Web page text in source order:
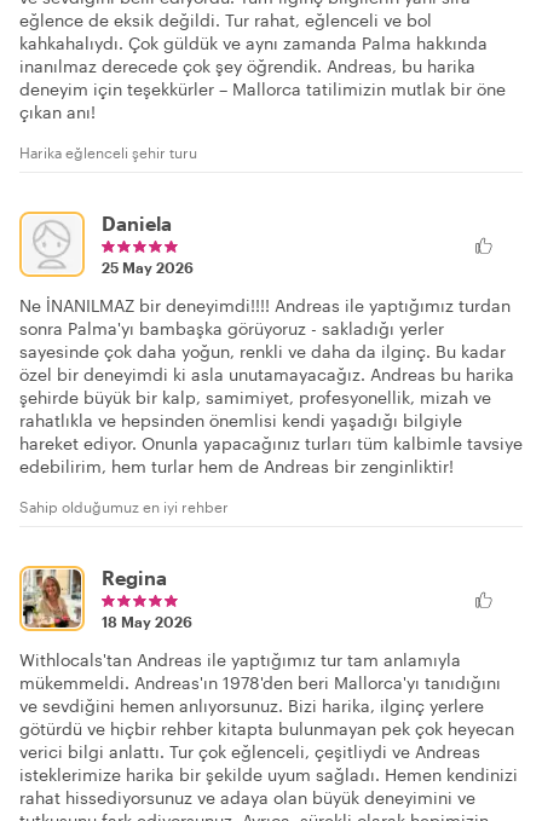
eğlence de eksik değildi. Tur rahat, eğlenceli ve bol
kahkahalıydı. Çok güldük ve aynı zamanda Palma hakkında
inanılmaz derecede çok şey öğrendik. Andreas, bu harika
deneyim için teşekkürler – Mallorca tatilimizin mutlak bir öne
çıkan anı!
Harika eğlenceli şehir turu
Daniela
25 May 2026
Ne İNANILMAZ bir deneyimdi!!!! Andreas ile yaptığımız turdan
sonra Palma'yı bambaşka görüyoruz - sakladığı yerler
sayesinde çok daha yoğun, renkli ve daha da ilginç. Bu kadar
özel bir deneyimdi ki asla unutamayacağız. Andreas bu harika
şehirde büyük bir kalp, samimiyet, profesyonellik, mizah ve
rahatlıkla ve hepsinden önemlisi kendi yaşadığı bilgiyle
hareket ediyor. Onunla yapacağınız turları tüm kalbimle tavsiye
edebilirim, hem turlar hem de Andreas bir zenginliktir!
Sahip olduğumuz en iyi rehber
Regina
18 May 2026
Withlocals'tan Andreas ile yaptığımız tur tam anlamıyla
mükemmeldi. Andreas'ın 1978'den beri Mallorca'yı tanıdığını
ve sevdiğini hemen anlıyorsunuz. Bizi harika, ilginç yerlere
götürdü ve hiçbir rehber kitapta bulunmayan pek çok heyecan
verici bilgi anlattı. Tur çok eğlenceli, çeşitliydi ve Andreas
isteklerimize harika bir şekilde uyum sağladı. Hemen kendinizi
rahat hissediyorsunuz ve adaya olan büyük deneyimini ve